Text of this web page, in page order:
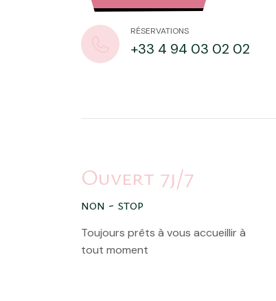
RÉSERVATIONS
+33 4 94 03 02 02
Ouvert 7j/7
non - stop
Toujours prêts à vous accueillir à
tout moment